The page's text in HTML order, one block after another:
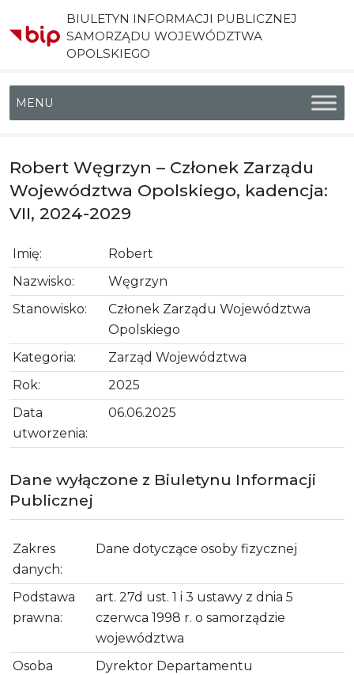
BIULETYN INFORMACJI PUBLICZNEJ
SAMORZĄDU WOJEWÓDZTWA
OPOLSKIEGO
Menu główne
Robert Węgrzyn – Członek Zarządu
Województwa Opolskiego, kadencja:
VII, 2024-2029
Imię:
Robert
Nazwisko:
Węgrzyn
Stanowisko:
Członek Zarządu Województwa
Opolskiego
Kategoria:
Zarząd Województwa
Rok:
2025
Data
utworzenia:
06.06.2025
Dane wyłączone z Biuletynu Informacji
Publicznej
Zakres
danych:
Dane dotyczące osoby fizycznej
Podstawa
prawna:
art. 27d ust. 1 i 3 ustawy z dnia 5
czerwca 1998 r. o samorządzie
województwa
Osoba
Dyrektor Departamentu